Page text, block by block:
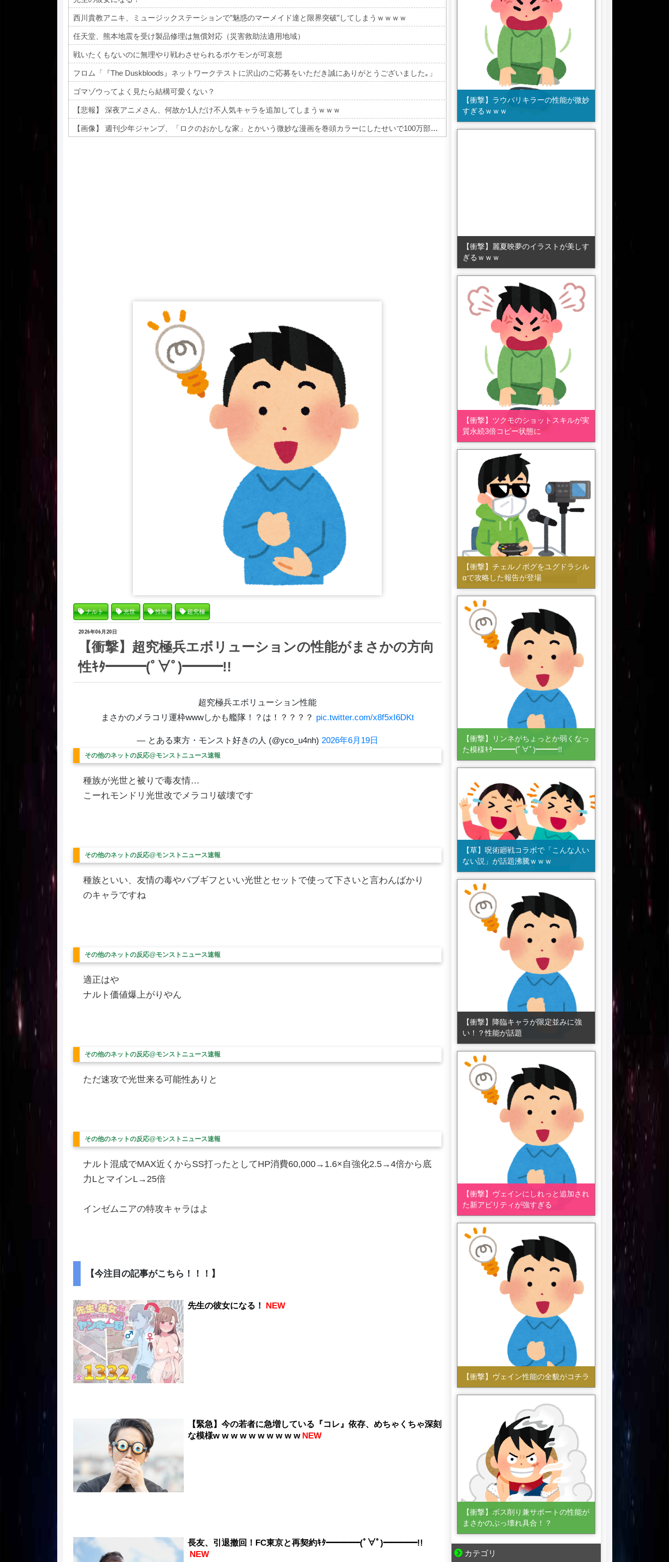
西川貴教アニキ、ミュージックステーションで”魅惑のマーメイド達と限界突破”してしまうｗｗｗｗ
任天堂、熊本地震を受け製品修理は無償対応（災害救助法適用地域）
戦いたくもないのに無理やり戦わさせられるポケモンが可哀想
フロム「『The Duskbloods』ネットワークテストに沢山のご応募をいただき誠にありがとうございました｡」
ゴマゾウってよく見たら結構可愛くない？
【悲報】 深夜アニメさん、何故か1人だけ不人気キャラを追加してしまうｗｗｗ
【画像】 週刊少年ジャンプ、「ロクのおかしな家」とかいう微妙な漫画を巻頭カラーにしたせいで100万部切る
ナルト 光世 性能 超究極
2026年06月20日
【衝撃】超究極兵エボリューションの性能がまさかの方向
性ｷﾀ━━━(ﾟ∀ﾟ)━━━!!
超究極兵エボリューション性能
まさかのメラコリ運枠wwwしかも艦隊！？は！？？？？ pic.twitter.com/x8f5xI6DKt
— とある東方・モンスト好きの人 (@yco_u4nh) 2026年6月19日
その他のネットの反応@モンストニュース速報
種族が光世と被りで毒友情…
こーれモンドリ光世改でメラコリ破壊です
その他のネットの反応@モンストニュース速報
種族といい、友情の毒やバブギフといい光世とセットで使って下さいと言わんばかり
のキャラですね
その他のネットの反応@モンストニュース速報
適正はや
ナルト価値爆上がりやん
その他のネットの反応@モンストニュース速報
ただ速攻で光世来る可能性ありと
その他のネットの反応@モンストニュース速報
ナルト混成でMAX近くからSS打ったとしてHP消費60,000→1.6×自強化2.5→4倍から底
力LとマインL→25倍
インゼムニアの特攻キャラはよ
【今注目の記事がこちら！！！】
先生の彼女になる！ NEW
【緊急】今の若者に急増している『コレ』依存、めちゃくちゃ深刻
な模様w w w w w w w w w w NEW
長友、引退撤回！FC東京と再契約ｷﾀ━━━━(ﾟ∀ﾟ)━━━━!!
NEW
【衝撃】ラウバリキラーの性能が微妙
すぎるｗｗｗ
【衝撃】麗夏映夢のイラストが美しす
ぎるｗｗｗ
【衝撃】ツクモのショットスキルが実
質永続3倍コピー状態に
【衝撃】チェルノボグをユグドラシル
αで攻略した報告が登場
【衝撃】リンネがちょっとか弱くなっ
た模様ｷﾀ━━━(ﾟ∀ﾟ)━━━!!
【草】呪術廻戦コラボで「こんな人い
ない説」が話題沸騰ｗｗｗ
【衝撃】降臨キャラが限定並みに強
い！？性能が話題
【衝撃】ヴェインにしれっと追加され
た新アビリティが強すぎる
【衝撃】ヴェイン性能の全貌がコチラ
【衝撃】ボス削り兼サポートの性能が
まさかのぶっ壊れ具合！？
カテゴリ